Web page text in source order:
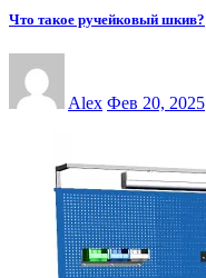
Что такое ручейковый шкив?
Alex Фев 20, 2025